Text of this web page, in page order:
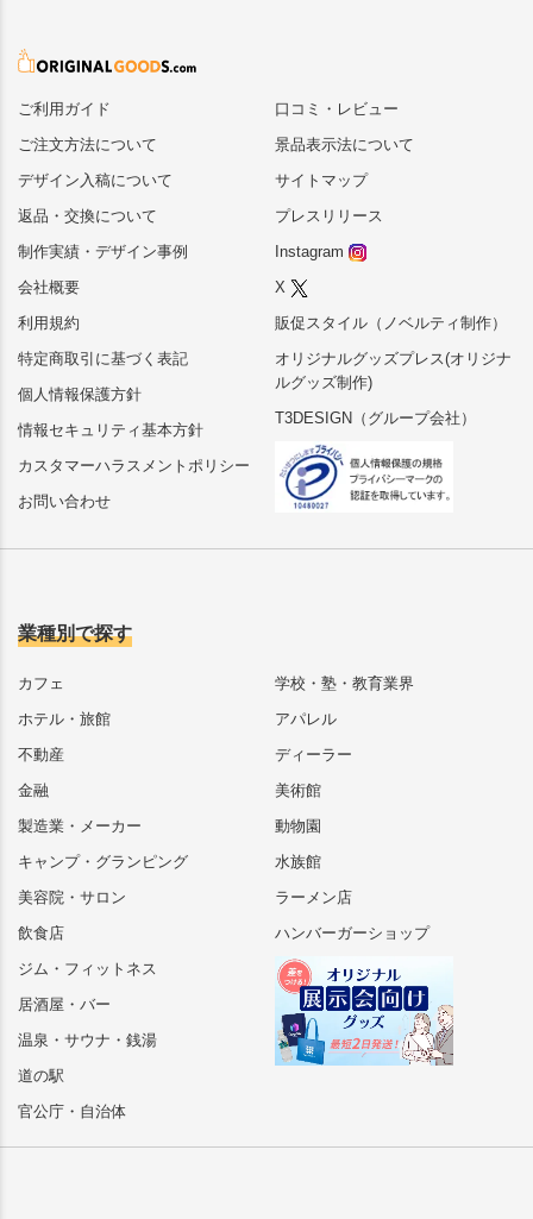
ご利用ガイド
ご注文方法について
デザイン入稿について
返品・交換について
制作実績・デザイン事例
会社概要
利用規約
特定商取引に基づく表記
個人情報保護方針
情報セキュリティ基本方針
カスタマーハラスメントポリシー
お問い合わせ
口コミ・レビュー
景品表示法について
サイトマップ
プレスリリース
Instagram
X
販促スタイル（ノベルティ制作）
オリジナルグッズプレス(オリジナ
ルグッズ制作)
T3DESIGN（グループ会社）
業種別で探す
カフェ
ホテル・旅館
不動産
金融
製造業・メーカー
キャンプ・グランピング
美容院・サロン
飲食店
ジム・フィットネス
居酒屋・バー
温泉・サウナ・銭湯
道の駅
官公庁・自治体
学校・塾・教育業界
アパレル
ディーラー
美術館
動物園
水族館
ラーメン店
ハンバーガーショップ